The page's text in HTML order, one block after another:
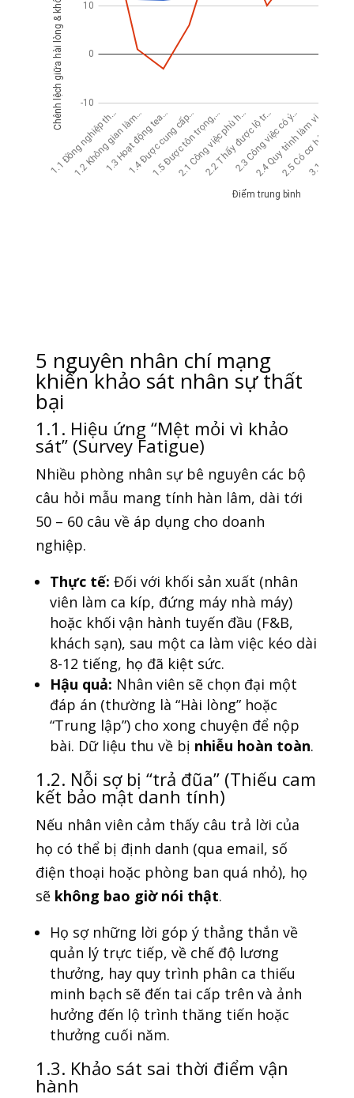
5 nguyên nhân chí mạng
khiến khảo sát nhân sự thất
bại
1.1. Hiệu ứng “Mệt mỏi vì khảo
sát” (Survey Fatigue)
Nhiều phòng nhân sự bê nguyên các bộ
câu hỏi mẫu mang tính hàn lâm, dài tới
50 – 60 câu về áp dụng cho doanh
nghiệp.
Thực tế: Đối với khối sản xuất (nhân
viên làm ca kíp, đứng máy nhà máy)
hoặc khối vận hành tuyến đầu (F&B,
khách sạn), sau một ca làm việc kéo dài
8-12 tiếng, họ đã kiệt sức.
Hậu quả: Nhân viên sẽ chọn đại một
đáp án (thường là “Hài lòng” hoặc
“Trung lập”) cho xong chuyện để nộp
bài. Dữ liệu thu về bị nhiễu hoàn toàn.
1.2. Nỗi sợ bị “trả đũa” (Thiếu cam
kết bảo mật danh tính)
Nếu nhân viên cảm thấy câu trả lời của
họ có thể bị định danh (qua email, số
điện thoại hoặc phòng ban quá nhỏ), họ
sẽ không bao giờ nói thật.
Họ sợ những lời góp ý thẳng thắn về
quản lý trực tiếp, về chế độ lương
thưởng, hay quy trình phân ca thiếu
minh bạch sẽ đến tai cấp trên và ảnh
hưởng đến lộ trình thăng tiến hoặc
thưởng cuối năm.
1.3. Khảo sát sai thời điểm vận
hành